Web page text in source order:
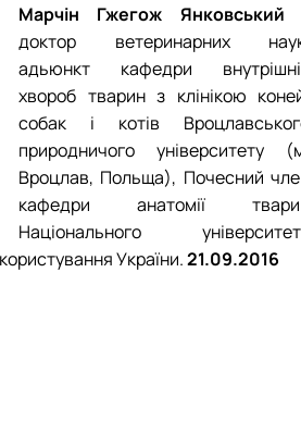
Марчін Гжегож Янковський
доктор ветеринарних
адьюнкт кафедри
хвороб тварин з клінікою
собак і котів
природничого університету
Вроцлав, Польща), Почесний
кафедри анатомії
Національного
України.21.09.2016